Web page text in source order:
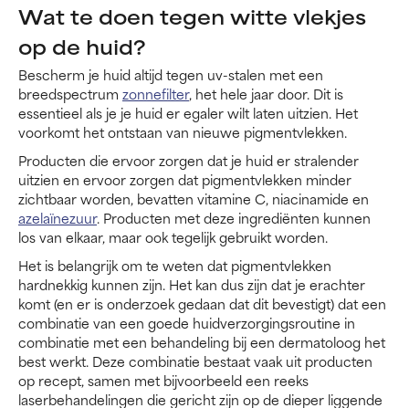
Wat te doen tegen witte vlekjes
op de huid?
Bescherm je huid altijd tegen uv-stalen met een
breedspectrum zonnefilter, het hele jaar door. Dit is
essentieel als je je huid er egaler wilt laten uitzien. Het
voorkomt het ontstaan van nieuwe pigmentvlekken.
Producten die ervoor zorgen dat je huid er stralender
uitzien en ervoor zorgen dat pigmentvlekken minder
zichtbaar worden, bevatten vitamine C, niacinamide en
azelaïnezuur. Producten met deze ingrediënten kunnen
los van elkaar, maar ook tegelijk gebruikt worden.
Het is belangrijk om te weten dat pigmentvlekken
hardnekkig kunnen zijn. Het kan dus zijn dat je erachter
komt (en er is onderzoek gedaan dat dit bevestigt) dat een
combinatie van een goede huidverzorgingsroutine in
combinatie met een behandeling bij een dermatoloog het
best werkt. Deze combinatie bestaat vaak uit producten
op recept, samen met bijvoorbeeld een reeks
laserbehandelingen die gericht zijn op de dieper liggende